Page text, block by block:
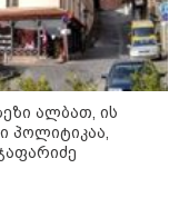
ირაკლი
-
ალბათ, ის
პოლიტიკაა,